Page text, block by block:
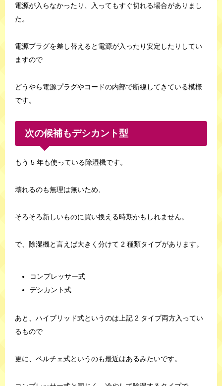
電源が入らなかったり、入ってもすぐ切れる場合がありまし
た。
電源プラグを差し替えると電源が入ったり安定したりしてい
ますので
どうやら電源プラグやコードの内部で断線してきている模様
です。
次の候補もデシカント型
もう 5 年も使っている除湿機です。
壊れるのも無理は無いため、
そろそろ新しいものに買い換える時期かもしれません。
で、除湿機と言えば大きく分けて 2 種類タイプがあります。
コンプレッサー式
デシカント式
あと、ハイブリッド式というのは上記 2 タイプ両方入ってい
るもので
更に、ペルチェ式というのも最近はあるみたいです。